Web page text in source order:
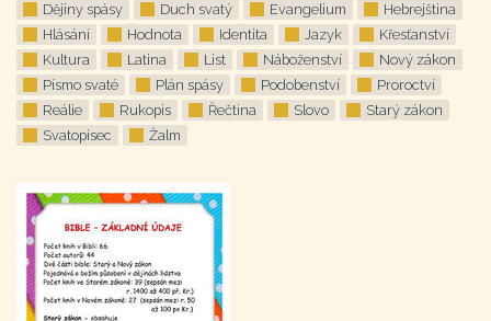
Dějiny spásy
Duch svatý Evangelium
Hebrejština
Hlásání
Hodnota Identita Jazyk
Křesťanství
Kultura
Latina List Náboženství
Nový zákon
Písmo svaté
Plán spásy Podobenství
Proroctví
Reálie
Rukopis Řečtina Slovo
Starý zákon
Svatopisec
Žalm